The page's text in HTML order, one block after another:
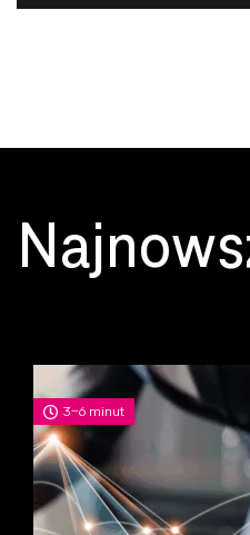
3-6 minut
Przeczytaj
artykuł